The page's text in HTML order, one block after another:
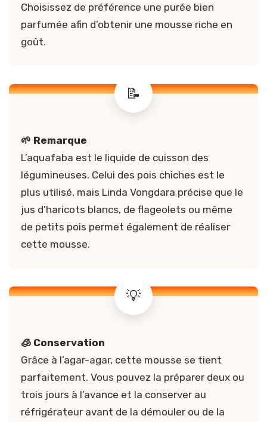
Choisissez de préférence une purée bien
parfumée afin d’obtenir une mousse riche en
goût.
🌱 Remarque
L’aquafaba est le liquide de cuisson des
légumineuses. Celui des pois chiches est le
plus utilisé, mais Linda Vongdara précise que le
jus d’haricots blancs, de flageolets ou même
de petits pois permet également de réaliser
cette mousse.
🧊 Conservation
Grâce à l’agar-agar, cette mousse se tient
parfaitement. Vous pouvez la préparer deux ou
trois jours à l’avance et la conserver au
réfrigérateur avant de la démouler ou de la